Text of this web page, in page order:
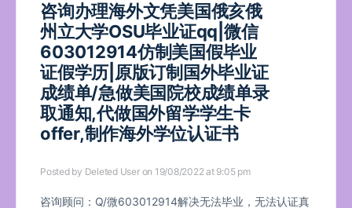
咨询办理海外文凭美国俄亥俄
州立大学OSU毕业证qq|微信
603012914仿制美国假毕业
证假学历|原版订制国外毕业证
成绩单/急做美国院校成绩单录
取通知,代做国外留学学生卡
offer,制作海外学位认证书
Posted by Deleted User on 19/08/2022 at 9:05 pm
咨询顾问：Q/微603012914解决无法毕业，无法认证真